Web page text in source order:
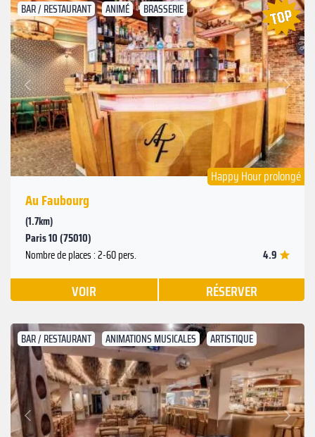
BAR / RESTAURANT ANIMÉ BRASSERIE
Précédent
Suivant
Happy Hour prolongé
Au Faubourg
(1.7km)
Paris 10 (75010)
Nombre de places : 2-60 pers. 4.9
VOIR RÉSERVER
BAR / RESTAURANT ANIMATIONS MUSICALES ARTISTIQUE
Précédent
Suivant